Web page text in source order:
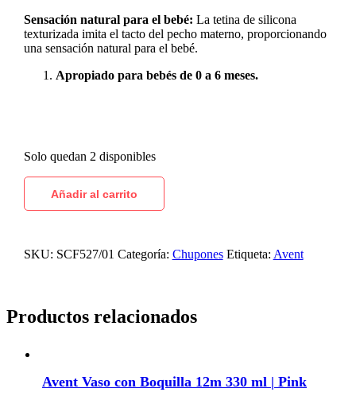
Sensación natural para el bebé: La tetina de silicona
texturizada imita el tacto del pecho materno, proporcionando
una sensación natural para el bebé.
Apropiado para bebés de 0 a 6 meses.
Solo quedan 2 disponibles
Añadir al carrito
SKU: SCF527/01 Categoría: Chupones Etiqueta: Avent
Productos relacionados
Avent Vaso con Boquilla 12m 330 ml | Pink